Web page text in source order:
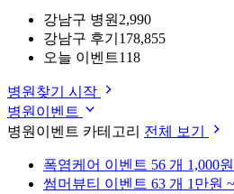
강남구 병원 2,990
강남구 후기 178,855
오늘 이벤트118
병원찾기 시작
병원이벤트
병원이벤트 카테고리 전체 보기
폭염케어 이벤트 56 개 1,000
썸머뷰티 이벤트 63 개 1만원